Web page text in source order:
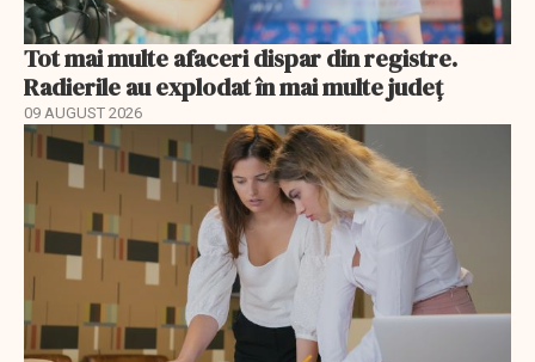
Tot mai multe afaceri dispar din registre.
Radierile au explodat în mai multe județ
09 AUGUST 2026